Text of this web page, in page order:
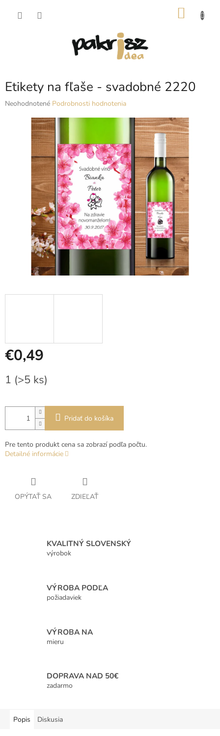
Etikety na fľaše - svadobné 2220
Priemerné
produktu
Neohodnotené Podrobnosti hodnotenia
€0,49
cena:
1 (>5 ks)
Pridať do košíka
Pre tento produkt cena sa zobrazí podľa počtu.
Detailné informácie
OPÝTAŤ SA ZDIEĽAŤ
KVALITNÝ SLOVENSKÝ
výrobok
VÝROBA PODĽA
požiadaviek
VÝROBA NA
mieru
DOPRAVA NAD 50€
zadarmo
Popis Diskusia